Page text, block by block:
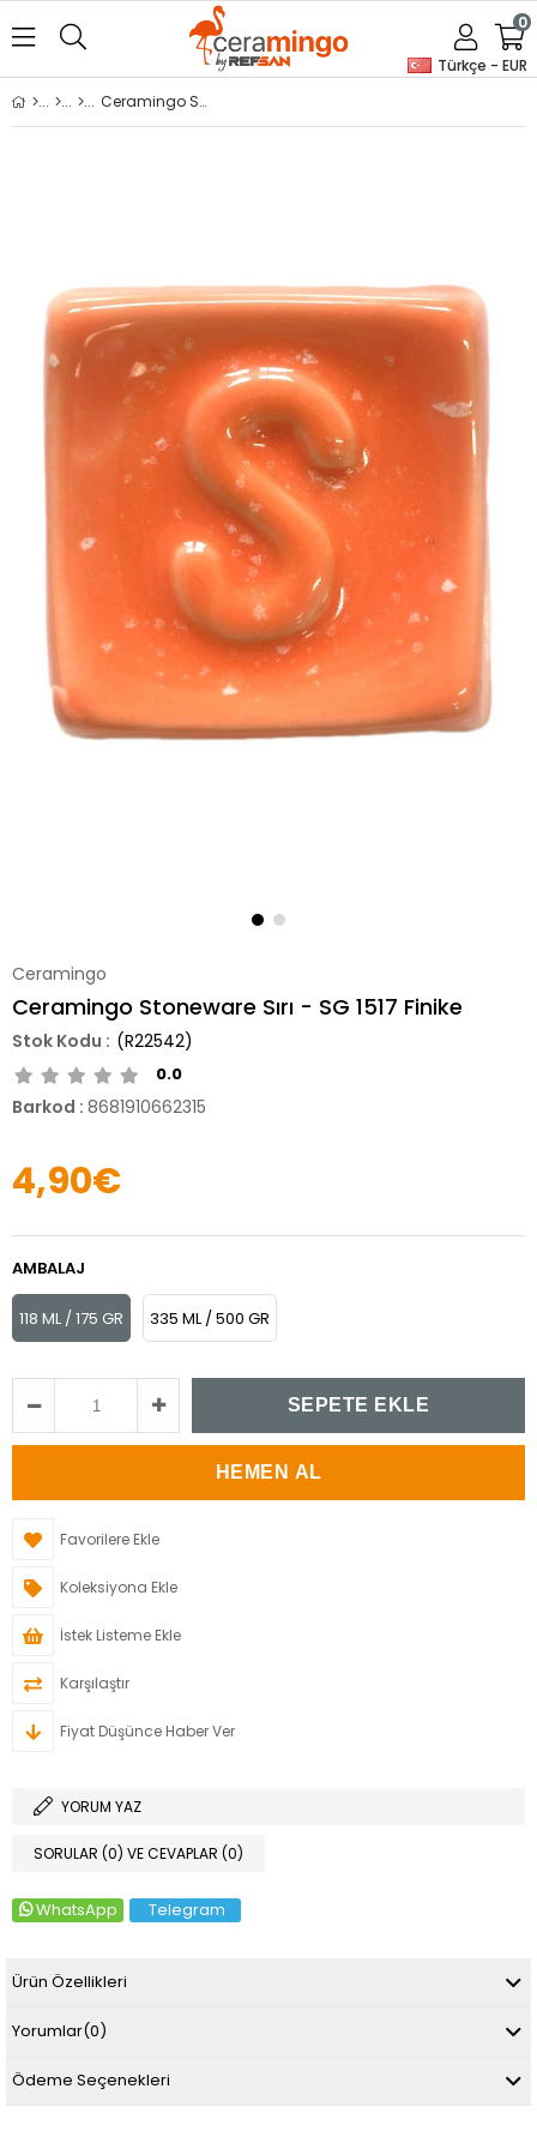
Türkçe - EUR
0
Ceramingo Stoneware Sırı - SG 1517 Finike
Ceramingo
Ceramingo Stoneware Sırı - SG 1517 Finike
(R22542)
0.0
Barkod : 8681910662315
4,90€
AMBALAJ
118 ML / 175 GR 335 ML / 500 GR
Favorilere Ekle
Koleksiyona Ekle
İstek Listeme Ekle
Karşılaştır
Fiyat Düşünce Haber Ver
YORUM YAZ
SORULAR (0) VE CEVAPLAR (0)
WhatsApp Telegram
Ürün Özellikleri
Yorumlar(0)
Ödeme Seçenekleri